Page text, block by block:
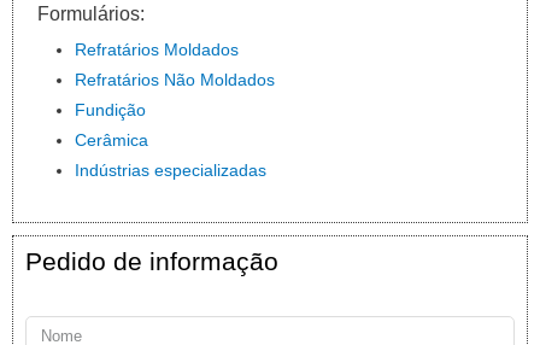
Formulários:
Refratários Moldados
Refratários Não Moldados
Fundição
Cerâmica
Indústrias especializadas
Pedido de informação